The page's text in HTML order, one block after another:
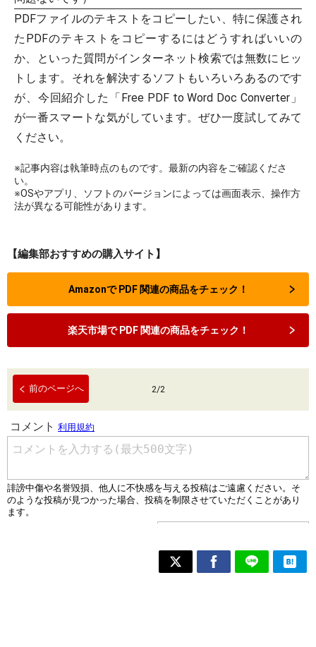
PDFファイルのテキストをコピーしたい、特に保護され
たPDFのテキストをコピーするにはどうすればいいの
か、といった質問がインターネット検索では無数にヒッ
トします。それを解決するソフトもいろいろあるのです
が、今回紹介した「Free PDF to Word Doc Converter」
が一番スマートな気がしています。ぜひ一度試してみて
ください。
※記事内容は執筆時点のものです。最新の内容をご確認くださ
い。
※OSやアプリ、ソフトのバージョンによっては画面表示、操作方
法が異なる可能性があります。
【編集部おすすめの購入サイト】
Amazonで PDF 関連の商品をチェック！
楽天市場で PDF 関連の商品をチェック！
前のページへ 2/2